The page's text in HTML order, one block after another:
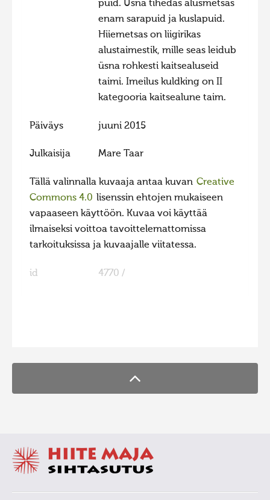
Hiite kuvavõistlus 2013
Hiite kuvavõistlus 2012
Hiite kuvavõistlus 2011
Hiite kuvavõistlus 2010
Hiite kuvavõistlus 2009
Hiite kuvavõistlus 2008
puid. Üsna tihedas alusmetsas
enam sarapuid ja kuslapuid.
Hiiemetsas on liigirikas
alustaimestik, mille seas leidub
üsna rohkesti kaitsealuseid
taimi. Imeilus kuldking on II
kategooria kaitsealune taim.
Päiväys juuni 2015
Julkaisija Mare Taar
Tällä valinnalla kuvaaja antaa kuvan Creative
Commons 4.0 lisenssin ehtojen mukaiseen
vapaaseen käyttöön. Kuvaa voi käyttää
ilmaiseksi voittoa tavoittelemattomissa
tarkoituksissa ja kuvaajalle viitatessa.
id 4770 /